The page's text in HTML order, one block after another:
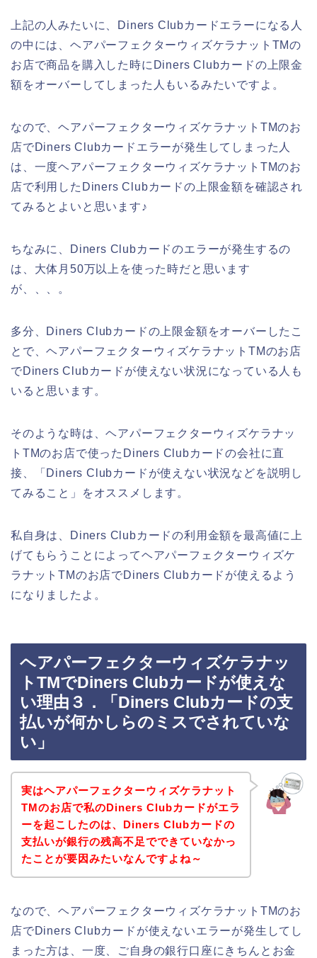
上記の人みたいに、Diners Clubカードエラーになる人
の中には、ヘアパーフェクターウィズケラナットTMの
お店で商品を購入した時にDiners Clubカードの上限金
額をオーバーしてしまった人もいるみたいですよ。
なので、ヘアパーフェクターウィズケラナットTMのお
店でDiners Clubカードエラーが発生してしまった人
は、一度ヘアパーフェクターウィズケラナットTMのお
店で利用したDiners Clubカードの上限金額を確認され
てみるとよいと思います♪
ちなみに、Diners Clubカードのエラーが発生するの
は、大体月50万以上を使った時だと思います
が、、、。
多分、Diners Clubカードの上限金額をオーバーしたこ
とで、ヘアパーフェクターウィズケラナットTMのお店
でDiners Clubカードが使えない状況になっている人も
いると思います。
そのような時は、ヘアパーフェクターウィズケラナッ
トTMのお店で使ったDiners Clubカードの会社に直
接、「Diners Clubカードが使えない状況などを説明し
てみること」をオススメします。
私自身は、Diners Clubカードの利用金額を最高値に上
げてもらうことによってヘアパーフェクターウィズケ
ラナットTMのお店でDiners Clubカードが使えるよう
になりましたよ。
ヘアパーフェクターウィズケラナッ
トTMでDiners Clubカードが使えな
い理由３．「Diners Clubカードの支
払いが何かしらのミスでされていな
い」
実はヘアパーフェクターウィズケラナット
TMのお店で私のDiners Clubカードがエラ
ーを起こしたのは、Diners Clubカードの
支払いが銀行の残高不足でできていなかっ
たことが要因みたいなんですよね～
なので、ヘアパーフェクターウィズケラナットTMのお
店でDiners Clubカードが使えないエラーが発生してし
まった方は、一度、ご自身の銀行口座にきちんとお金